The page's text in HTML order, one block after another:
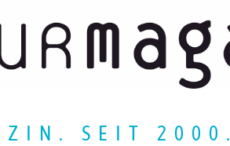
SEIT 2000.